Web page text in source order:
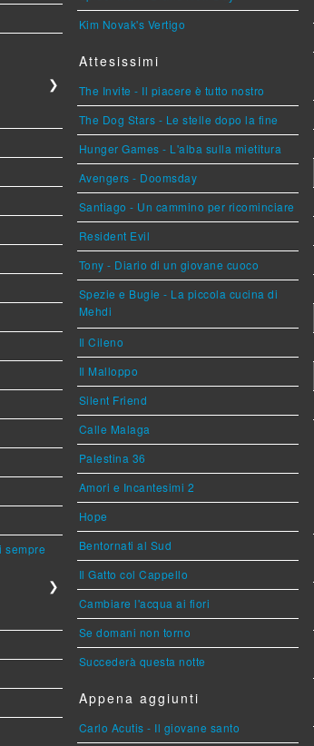
❯
sempre
❯
Kim Novak's Vertigo
Attesissimi
The Invite - Il piacere è tutto nostro
The Dog Stars - Le stelle dopo la fine
Hunger Games - L'alba sulla mietitura
Avengers - Doomsday
Santiago - Un cammino per ricominciare
Resident Evil
Tony - Diario di un giovane cuoco
Spezie e Bugie - La piccola cucina di
Mehdi
Il Cileno
Il Malloppo
Silent Friend
Calle Malaga
Palestina 36
Amori e Incantesimi 2
Hope
Bentornati al Sud
Il Gatto col Cappello
Cambiare l'acqua ai fiori
Se domani non torno
Succederà questa notte
Appena aggiunti
Carlo Acutis - Il giovane santo